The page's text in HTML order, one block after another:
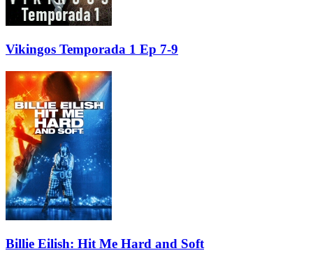
Vikingos Temporada 1 Ep 7-9
Billie Eilish: Hit Me Hard and Soft